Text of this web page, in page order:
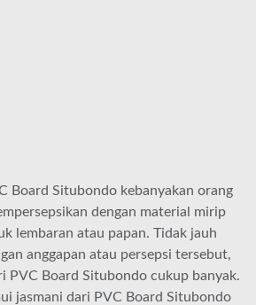
Board Situbondo kebanyakan orang
dengan material mirip
lembaran atau papan. Tidak jauh
anggapan atau persepsi tersebut,
PVC Board Situbondo cukup banyak.
jasmani dari PVC Board Situbondo